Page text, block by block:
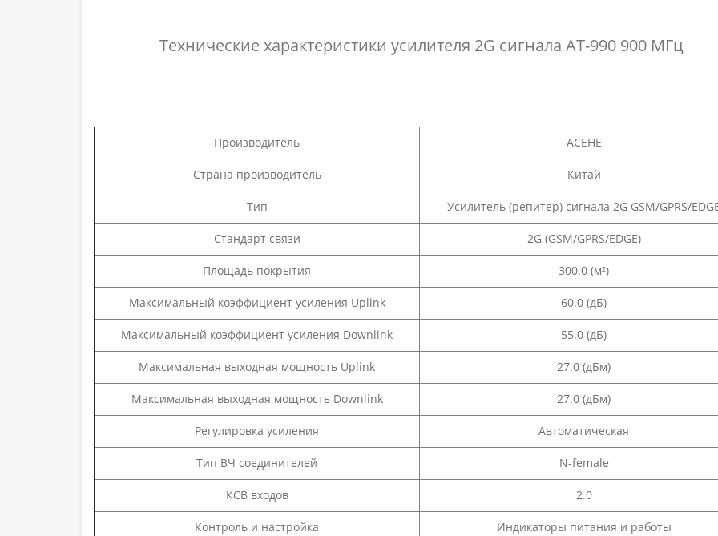
Технические характеристики усилителя 2G сигнала AT-990 900 МГц
Производитель ACEHE
Страна производитель Китай
Тип Усилитель (репитер) сигнала 2G GSM/GPRS/
Стандарт связи 2G (GSM/GPRS/EDGE)
Площадь покрытия 300.0 (м²)
Максимальный коэффициент усиления Uplink 60.0 (дБ)
Максимальный коэффициент усиления Downlink 55.0 (дБ)
Максимальная выходная мощность Uplink 27.0 (дБм)
Максимальная выходная мощность Downlink 27.0 (дБм)
Регулировка усиления Автоматическая
Тип ВЧ соединителей N-female
КСВ входов 2.0
Контроль и настройка Индикаторы питания и работы